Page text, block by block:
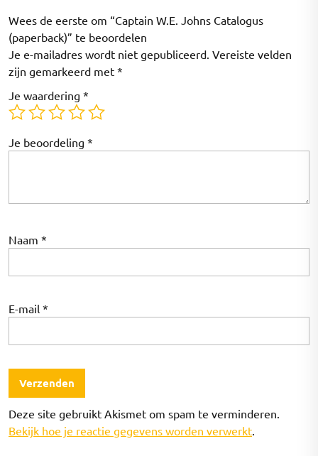
Wees de eerste om “Captain W.E. Johns Catalogus
(paperback)” te beoordelen
Je e-mailadres wordt niet gepubliceerd. Vereiste velden
zijn gemarkeerd met *
Je waardering *
Je beoordeling *
Naam *
E-mail *
Deze site gebruikt Akismet om spam te verminderen.
Bekijk hoe je reactie gegevens worden verwerkt.